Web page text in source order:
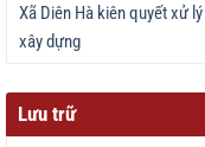
Xã Diên Hà kiên quyết xử
xây dựng
Lưu trữ